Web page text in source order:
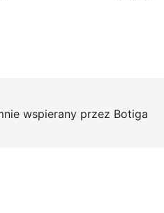
wspierany przez Botiga